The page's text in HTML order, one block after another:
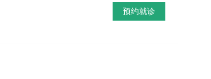
预约就诊